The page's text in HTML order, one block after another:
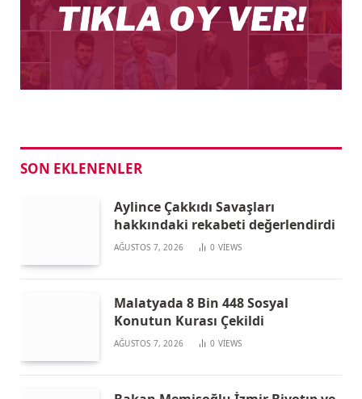
SON EKLENENLER
Aylince Çakkıdı Savaşları
hakkındaki rekabeti değerlendirdi
AĞUSTOS 7, 2026 0 VIEWS
Malatyada 8 Bin 448 Sosyal
Konutun Kurası Çekildi
AĞUSTOS 7, 2026 0 VIEWS